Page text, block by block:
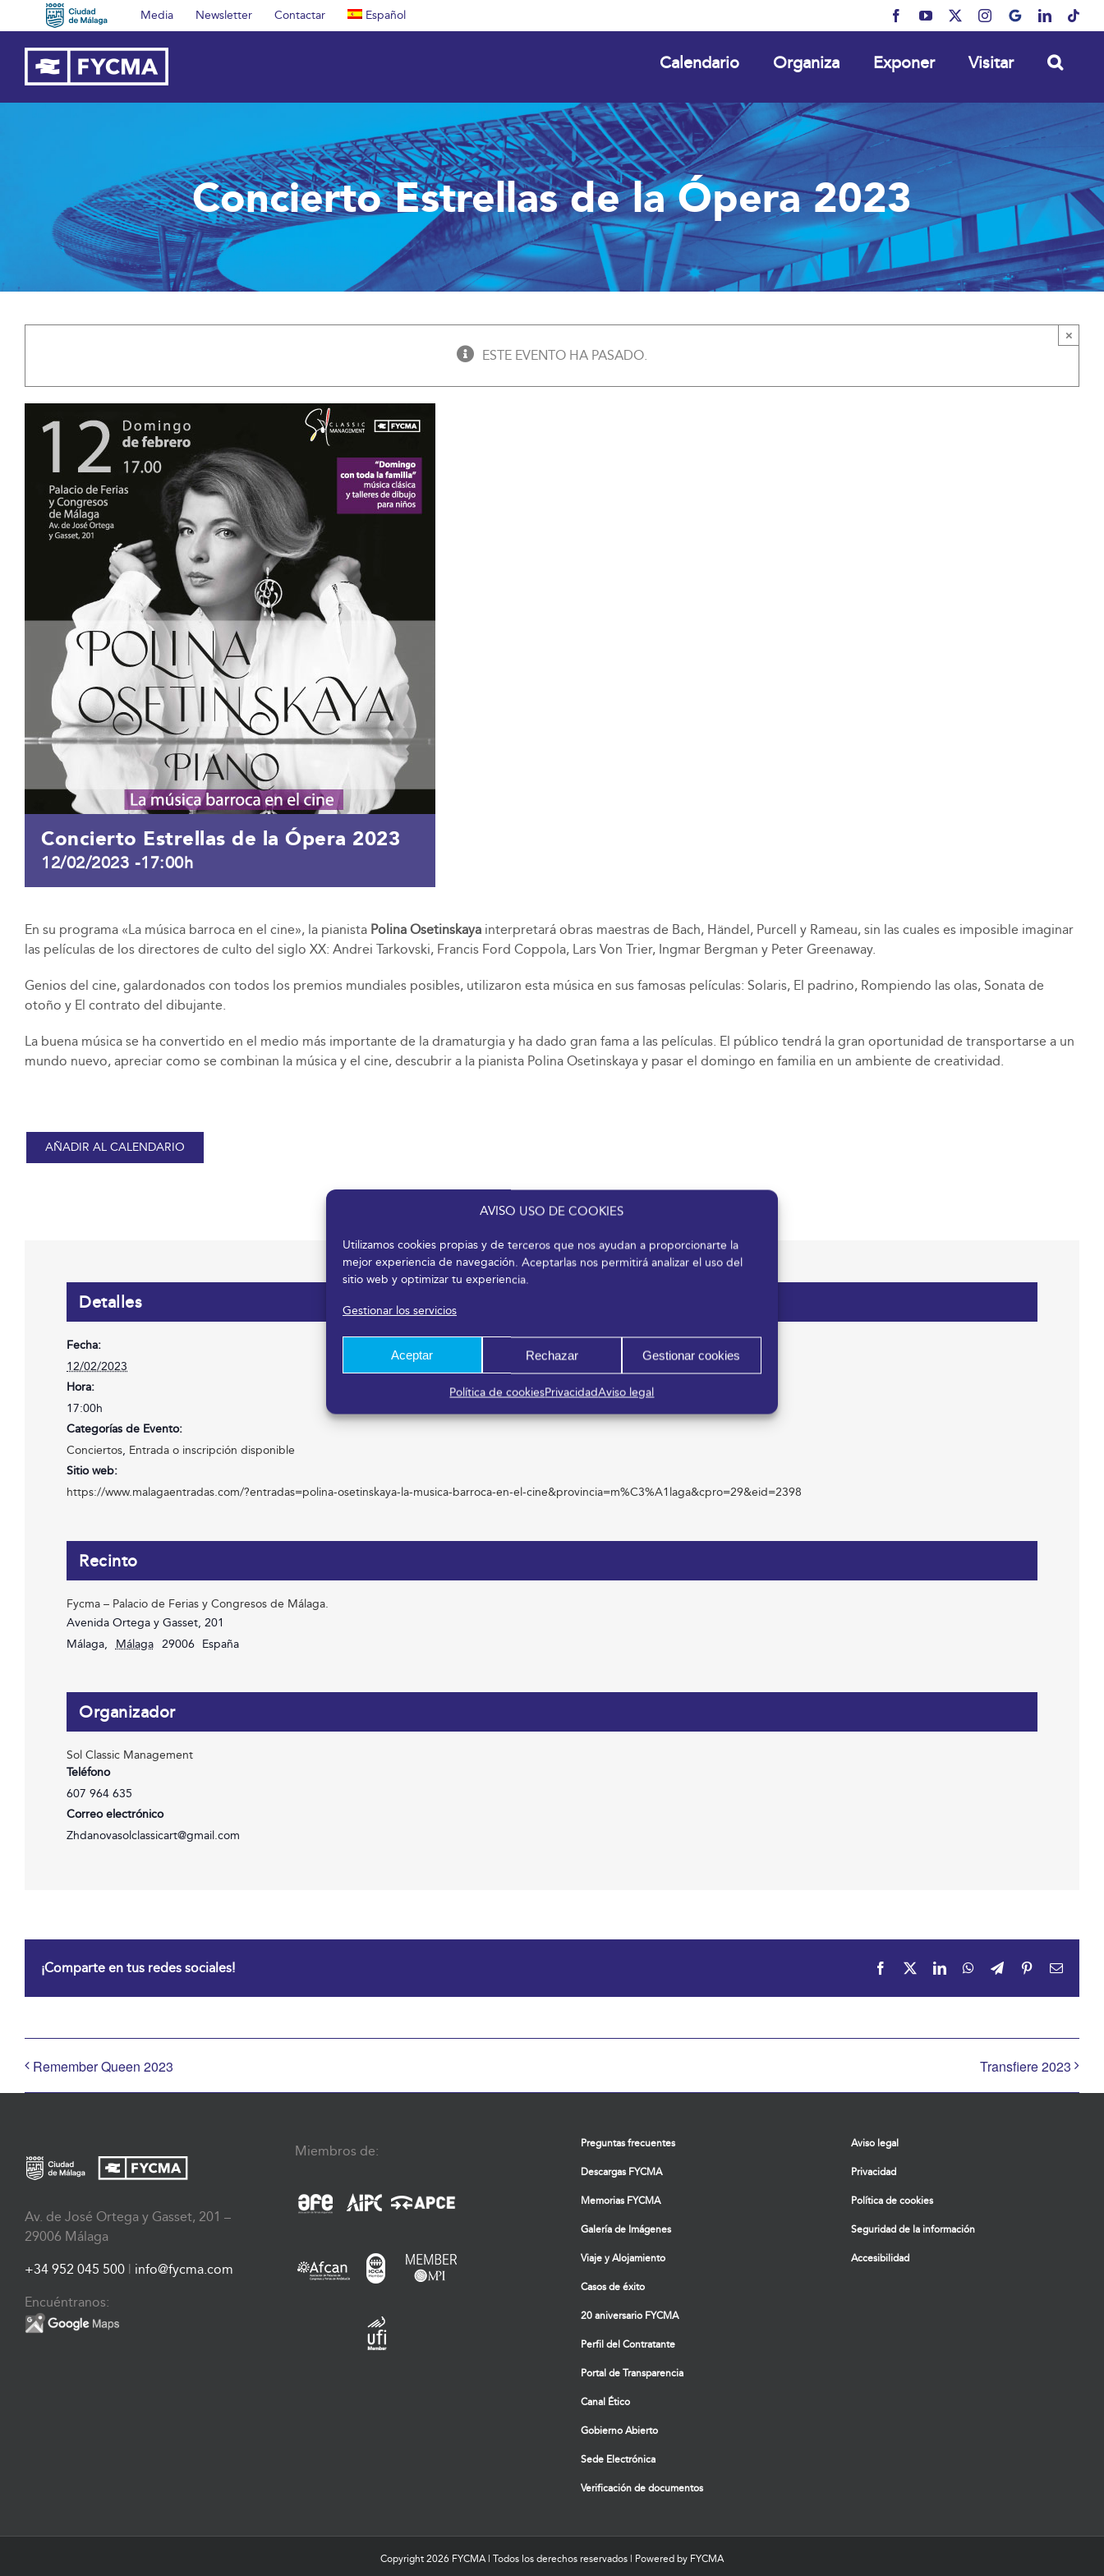
AVISO USO DE COOKIES
Utilizamos cookies propias y de terceros que nos ayudan a proporcionarte la
mejor experiencia de navegación. Aceptarlas nos permitirá analizar el uso del
sitio web y optimizar tu experiencia.
Gestionar los servicios
Aceptar Rechazar Gestionar cookies
Política de cookiesPrivacidadAviso legal
al
contenido
Media Newsletter Contactar Español FacebookYouTube Instagram
MyBusinessLinkedIn
Calendario Organiza Exponer Visitar
Concierto Estrellas de la Ópera 2023
ESTE EVENTO HA PASADO.
×
Concierto Estrellas de la Ópera 2023
12/02/2023 -17:00h
En su programa «La música barroca en el cine», la pianista Polina Osetinskayainterpretará obras maestras de Bach, Händel, Purcell y Rameau, sin las cuales es imposible imaginar
las películas de los directores de culto del siglo XX: Andrei Tarkovski, Francis Ford Coppola, Lars Von Trier, Ingmar Bergman y Peter Greenaway.
Genios del cine, galardonados con todos los premios mundiales posibles, utilizaron esta música en sus famosas películas: Solaris, El padrino, Rompiendo las olas, Sonata de
otoño y El contrato del dibujante.
La buena música se ha convertido en el medio más importante de la dramaturgia y ha dado gran fama a las películas. El público tendrá la gran oportunidad de transportarse a un
mundo nuevo, apreciar como se combinan la música y el cine, descubrir a la pianista Polina Osetinskaya y pasar el domingo en familia en un ambiente de creatividad.
AÑADIR AL CALENDARIO
Detalles
Fecha:
12/02/2023
Hora:
17:00h
Categorías de Evento:
Conciertos, Entrada o inscripción disponible
Sitio web:
https://www.malagaentradas.com/?entradas=polina-osetinskaya-la-musica-barroca-en-el-cine&provincia=m%C3%A1laga&cpro=29&eid=2398
Recinto
Fycma – Palacio de Ferias y Congresos de Málaga.
Avenida Ortega y Gasset, 201
Málaga, Málaga 29006 España
Organizador
Sol Classic Management
Teléfono
607 964 635
Correo electrónico
Zhdanovasolclassicart@gmail.com
¡Comparte en tus redes sociales! Facebook LinkedInWhatsApp
TelegramPinterestCorreo
Remember Queen 2023 Transfiere 2023
Av. de José Ortega y Gasset, 201 –
29006 Málaga
+34 952 045 500 info@fycma.com
Encuéntranos:
Miembros de: Preguntas frecuentes
Descargas FYCMA
Memorias FYCMA
Galería de Imágenes
Viaje y Alojamiento
Casos de éxito
20 aniversario FYCMA
Perfil del Contratante
Portal de Transparencia
Canal Ético
Gobierno Abierto
Sede Electrónica
Verificación de documentos
Aviso legal
Privacidad
Política de cookies
Seguridad de la información
Accesibilidad
Copyright 2026 FYCMA | Todos los derechos reservados | Powered by FYCMA